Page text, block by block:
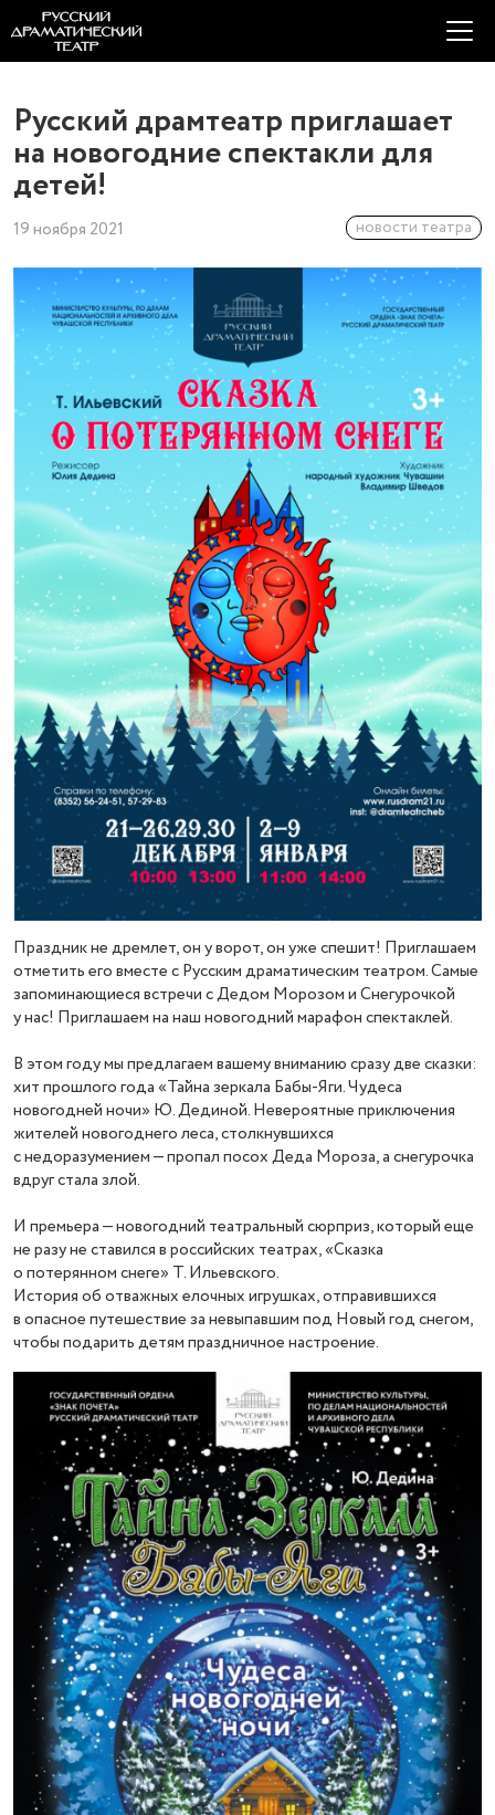
Русский драмтеатр приглашает
на новогодние спектакли для
детей!
19 ноября 2021 новости театра
Праздник не дремлет, он у ворот, он уже спешит! Приглашаем
отметить его вместе с Русским драматическим театром. Самые
запоминающиеся встречи с Дедом Морозом и Снегурочкой
у нас! Приглашаем на наш новогодний марафон спектаклей.
В этом году мы предлагаем вашему вниманию сразу две сказки:
хит прошлого года «Тайна зеркала Бабы-Яги. Чудеса
новогодней ночи» Ю. Дединой. Невероятные приключения
жителей новогоднего леса, столкнувшихся
с недоразумением — пропал посох Деда Мороза, а снегурочка
вдруг стала злой.
И премьера — новогодний театральный сюрприз, который еще
не разу не ставился в российских театрах, «Сказка
о потерянном снеге» Т. Ильевского.
История об отважных елочных игрушках, отправившихся
в опасное путешествие за невыпавшим под Новый год снегом,
чтобы подарить детям праздничное настроение.